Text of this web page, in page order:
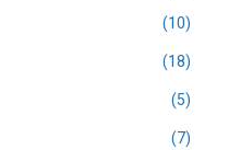
(10)
(18)
(5)
(7)